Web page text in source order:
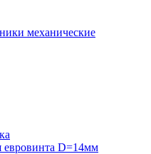
механические
евровинта D=14мм